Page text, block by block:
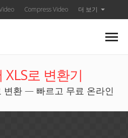
Compress Video 더 보기
XLS로 변환기
변환 — 빠르고 무료 온라인